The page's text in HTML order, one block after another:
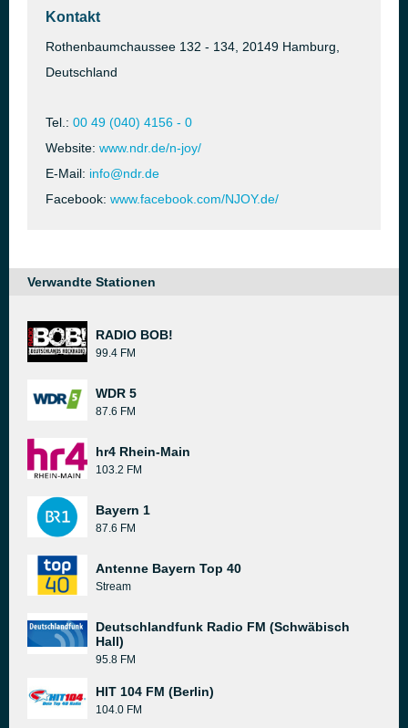
Kontakt
Rothenbaumchaussee 132 - 134, 20149 Hamburg,
Deutschland
Tel.: 00 49 (040) 4156 - 0
Website: www.ndr.de/n-joy/
E-Mail: info@ndr.de
Facebook: www.facebook.com/NJOY.de/
Verwandte Stationen
RADIO BOB!
99.4 FM
WDR 5
87.6 FM
hr4 Rhein-Main
103.2 FM
Bayern 1
87.6 FM
Antenne Bayern Top 40
Stream
Deutschlandfunk Radio FM (Schwäbisch
Hall)
95.8 FM
HIT 104 FM (Berlin)
104.0 FM